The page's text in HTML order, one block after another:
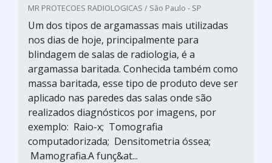
MR PROTECOES RADIOLOGICAS / São Paulo - SP
Um dos tipos de argamassas mais utilizadas
nos dias de hoje, principalmente para
blindagem de salas de radiologia, é a
argamassa baritada. Conhecida também como
massa baritada, esse tipo de produto deve ser
aplicado nas paredes das salas onde são
realizados diagnósticos por imagens, por
exemplo: Raio-x; Tomografia
computadorizada; Densitometria óssea;
Mamografia.A funç&at...